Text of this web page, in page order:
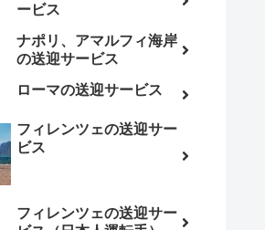
ービス
ナポリ、アマルフィ海岸
の送迎サービス
ローマの送迎サービス
フィレンツェの送迎サー
ビス
フィレンツェの送迎サー